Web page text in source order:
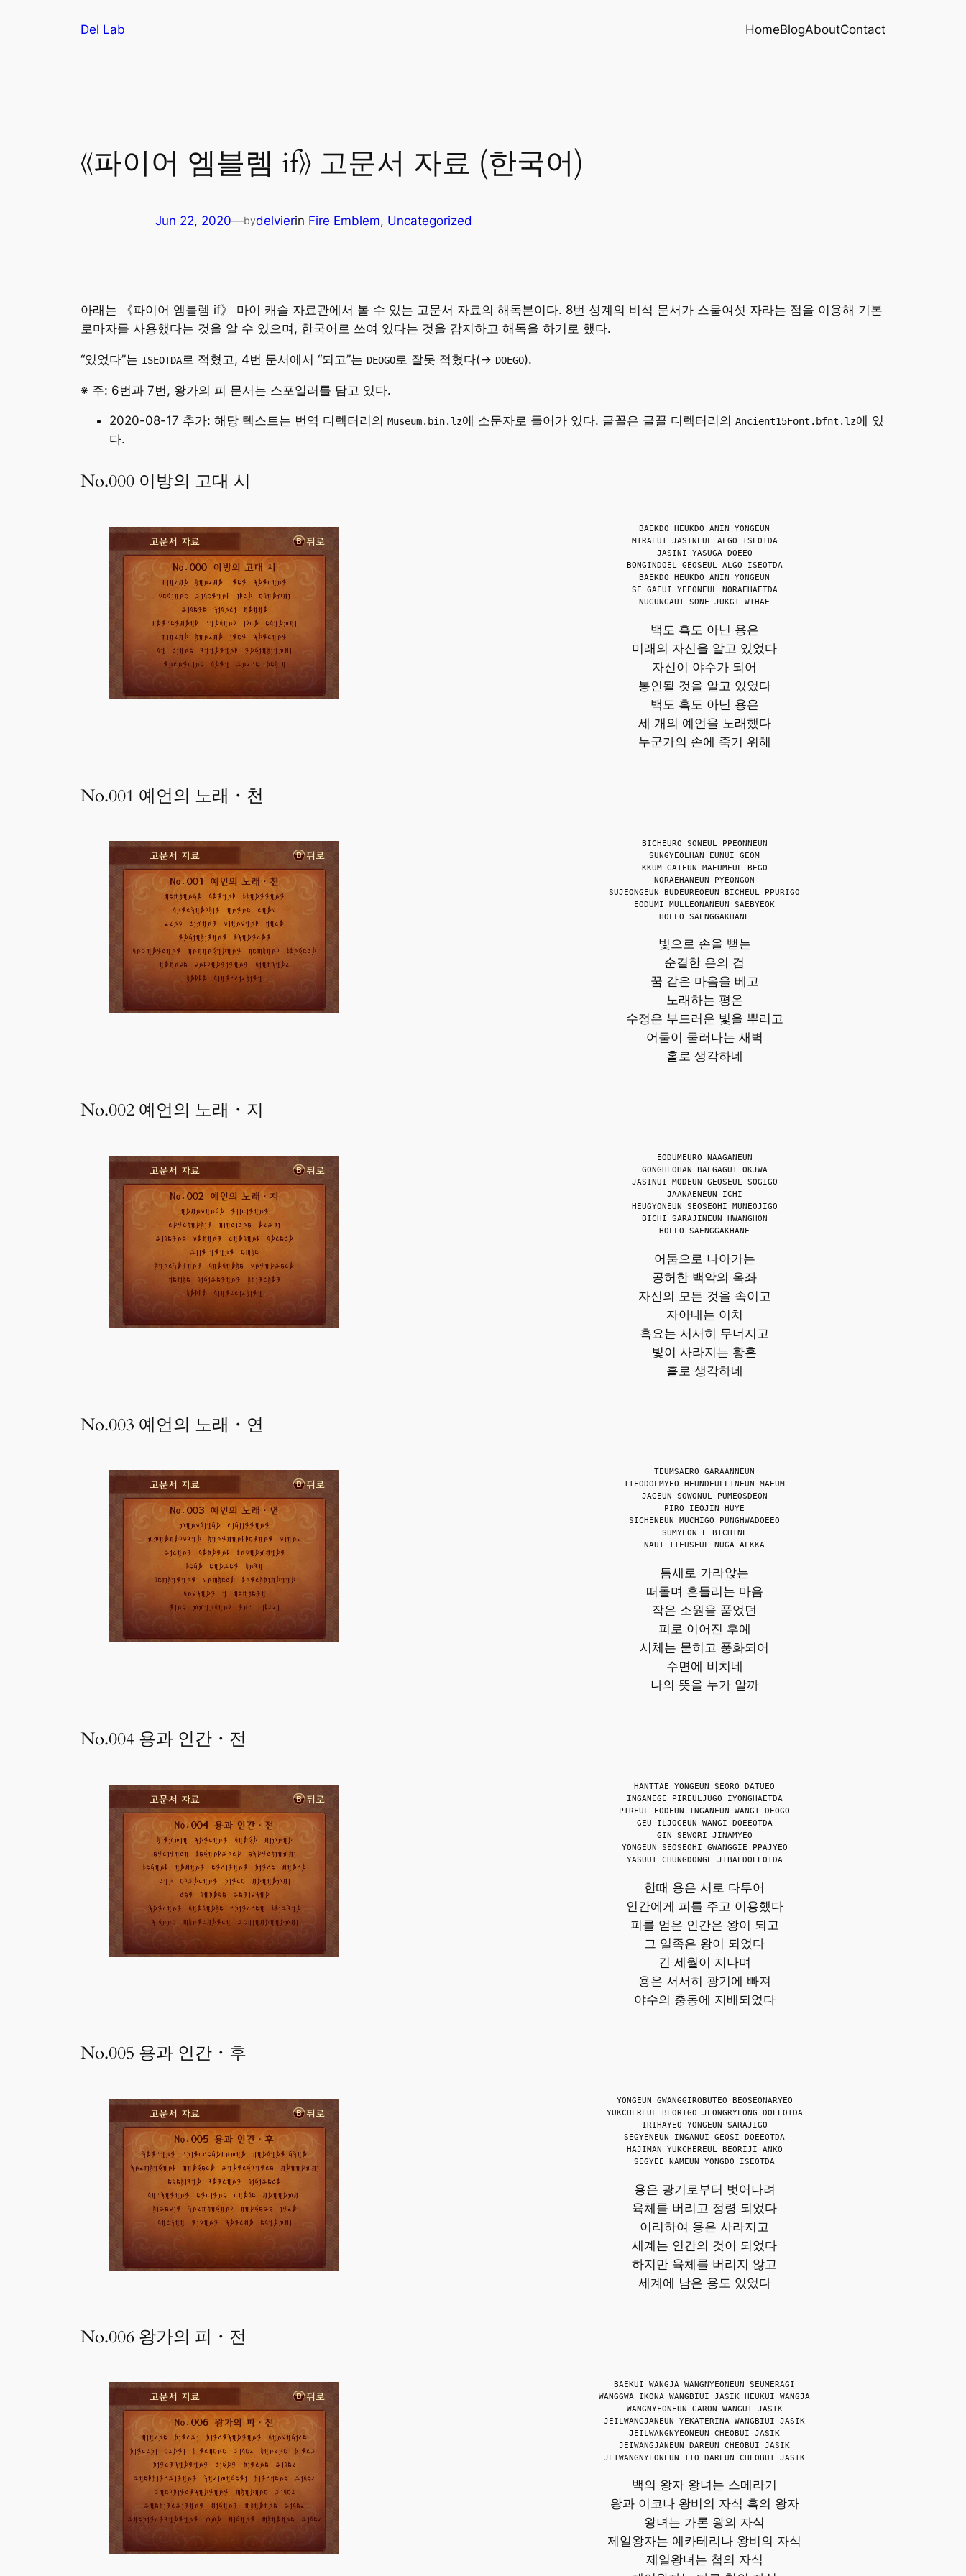
Del Lab HomeBlogAboutContact
《파이어 엠블렘 if》 고문서 자료 (한국어)
Jun 22, 2020—bydelvierin Fire Emblem, Uncategorized
아래는 《파이어 엠블렘 if》 마이 캐슬 자료관에서 볼 수 있는 고문서 자료의 해독본이다. 8번 성계의 비석 문서가 스물여섯 자라는 점을 이용해 기본
로마자를 사용했다는 것을 알 수 있으며, 한국어로 쓰여 있다는 것을 감지하고 해독을 하기로 했다.
“있었다”는 ISEOTDA로 적혔고, 4번 문서에서 “되고”는 DEOGO로 잘못 적혔다(→ DOEGO).
※ 주: 6번과 7번, 왕가의 피 문서는 스포일러를 담고 있다.
2020-08-17 추가: 해당 텍스트는 번역 디렉터리의 Museum.bin.lz에 소문자로 들어가 있다. 글꼴은 글꼴 디렉터리의 Ancient15Font.bfnt.lz에 있
다.
No.000 이방의 고대 시
BAEKDO HEUKDO ANIN YONGEUN
MIRAEUI JASINEUL ALGO ISEOTDA
JASINI YASUGA DOEEO
BONGINDOEL GEOSEUL ALGO ISEOTDA
BAEKDO HEUKDO ANIN YONGEUN
SE GAEUI YEEONEUL NORAEHAETDA
NUGUNGAUI SONE JUKGI WIHAE
백도 흑도 아닌 용은
미래의 자신을 알고 있었다
자신이 야수가 되어
봉인될 것을 알고 있었다
백도 흑도 아닌 용은
세 개의 예언을 노래했다
누군가의 손에 죽기 위해
No.001 예언의 노래・천
BICHEURO SONEUL PPEONNEUN
SUNGYEOLHAN EUNUI GEOM
KKUM GATEUN MAEUMEUL BEGO
NORAEHANEUN PYEONGON
SUJEONGEUN BUDEUREOEUN BICHEUL PPURIGO
EODUMI MULLEONANEUN SAEBYEOK
HOLLO SAENGGAKHANE
빛으로 손을 뻗는
순결한 은의 검
꿈 같은 마음을 베고
노래하는 평온
수정은 부드러운 빛을 뿌리고
어둠이 물러나는 새벽
홀로 생각하네
No.002 예언의 노래・지
EODUMEURO NAAGANEUN
GONGHEOHAN BAEGAGUI OKJWA
JASINUI MODEUN GEOSEUL SOGIGO
JAANAENEUN ICHI
HEUGYONEUN SEOSEOHI MUNEOJIGO
BICHI SARAJINEUN HWANGHON
HOLLO SAENGGAKHANE
어둠으로 나아가는
공허한 백악의 옥좌
자신의 모든 것을 속이고
자아내는 이치
흑요는 서서히 무너지고
빛이 사라지는 황혼
홀로 생각하네
No.003 예언의 노래・연
TEUMSAERO GARAANNEUN
TTEODOLMYEO HEUNDEULLINEUN MAEUM
JAGEUN SOWONUL PUMEOSDEON
PIRO IEOJIN HUYE
SICHENEUN MUCHIGO PUNGHWADOEEO
SUMYEON E BICHINE
NAUI TTEUSEUL NUGA ALKKA
틈새로 가라앉는
떠돌며 흔들리는 마음
작은 소원을 품었던
피로 이어진 후예
시체는 묻히고 풍화되어
수면에 비치네
나의 뜻을 누가 알까
No.004 용과 인간・전
HANTTAE YONGEUN SEORO DATUEO
INGANEGE PIREULJUGO IYONGHAETDA
PIREUL EODEUN INGANEUN WANGI DEOGO
GEU ILJOGEUN WANGI DOEEOTDA
GIN SEWORI JINAMYEO
YONGEUN SEOSEOHI GWANGGIE PPAJYEO
YASUUI CHUNGDONGE JIBAEDOEEOTDA
한때 용은 서로 다투어
인간에게 피를 주고 이용했다
피를 얻은 인간은 왕이 되고
그 일족은 왕이 되었다
긴 세월이 지나며
용은 서서히 광기에 빠져
야수의 충동에 지배되었다
No.005 용과 인간・후
YONGEUN GWANGGIROBUTEO BEOSEONARYEO
YUKCHEREUL BEORIGO JEONGRYEONG DOEEOTDA
IRIHAYEO YONGEUN SARAJIGO
SEGYENEUN INGANUI GEOSI DOEEOTDA
HAJIMAN YUKCHEREUL BEORIJI ANKO
SEGYEE NAMEUN YONGDO ISEOTDA
용은 광기로부터 벗어나려
육체를 버리고 정령 되었다
이리하여 용은 사라지고
세계는 인간의 것이 되었다
하지만 육체를 버리지 않고
세계에 남은 용도 있었다
No.006 왕가의 피・전
BAEKUI WANGJA WANGNYEONEUN SEUMERAGI
WANGGWA IKONA WANGBIUI JASIK HEUKUI WANGJA
WANGNYEONEUN GARON WANGUI JASIK
JEILWANGJANEUN YEKATERINA WANGBIUI JASIK
JEILWANGNYEONEUN CHEOBUI JASIK
JEIWANGJANEUN DAREUN CHEOBUI JASIK
JEIWANGNYEONEUN TTO DAREUN CHEOBUI JASIK
백의 왕자 왕녀는 스메라기
왕과 이코나 왕비의 자식 흑의 왕자
왕녀는 가론 왕의 자식
제일왕자는 예카테리나 왕비의 자식
제일왕녀는 첩의 자식